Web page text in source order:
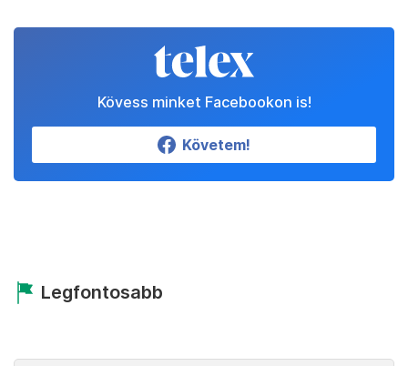
Kövess minket Facebookon is!
Követem!
Legfontosabb